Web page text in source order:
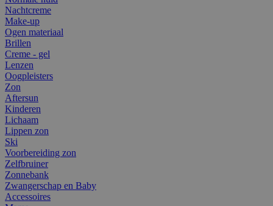
Nachtcreme
Make-up
Ogen materiaal
Brillen
Creme - gel
Lenzen
Oogpleisters
Zon
Aftersun
Kinderen
Lichaam
Lippen zon
Ski
Voorbereiding zon
Zelfbruiner
Zonnebank
Zwangerschap en Baby
Accessoires